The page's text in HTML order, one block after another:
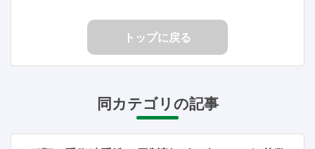
トップに戻る
同カテゴリの記事